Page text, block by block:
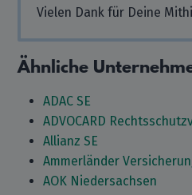
Vielen Dank für Deine
Ähnliche
ADAC SE
ADVOCARD
Allianz SE
Ammerländer
AOK Niedersachsen